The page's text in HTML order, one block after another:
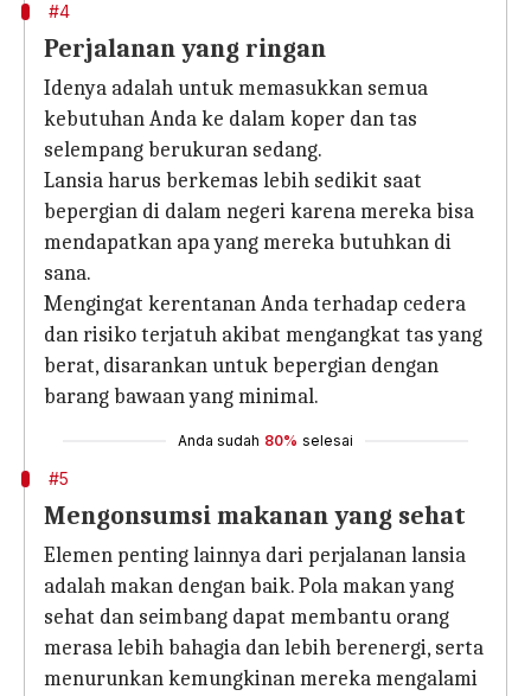
#4
Perjalanan yang ringan
Idenya adalah untuk memasukkan semua
kebutuhan Anda ke dalam koper dan tas
selempang berukuran sedang.
Lansia harus berkemas lebih sedikit saat
bepergian di dalam negeri karena mereka bisa
mendapatkan apa yang mereka butuhkan di
sana.
Mengingat kerentanan Anda terhadap cedera
dan risiko terjatuh akibat mengangkat tas yang
berat, disarankan untuk bepergian dengan
barang bawaan yang minimal.
Anda sudah 80% selesai
#5
Mengonsumsi makanan yang sehat
Elemen penting lainnya dari perjalanan lansia
adalah makan dengan baik. Pola makan yang
sehat dan seimbang dapat membantu orang
merasa lebih bahagia dan lebih berenergi, serta
menurunkan kemungkinan mereka mengalami